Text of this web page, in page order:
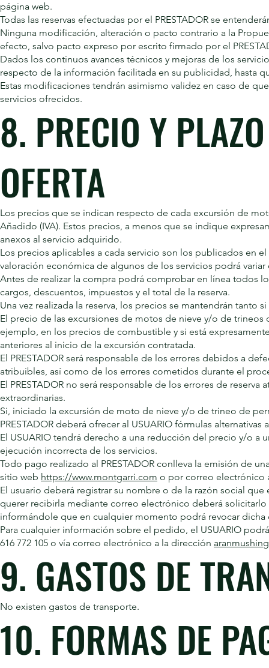
página web.
Todas las reservas efectuadas por el PRESTADOR se
Ninguna modificación, alteración o pacto contrario a la
efecto, salvo pacto expreso por escrito firmado por el
Dados los continuos avances técnicos y mejoras de los
respecto de la información facilitada en su publicidad, hasta
Estas modificaciones tendrán asimismo validez en caso de
servicios ofrecidos.
8. PRECIO Y
OFERTA
Los precios que se indican respecto de cada excursión de
Añadido (IVA). Estos precios, a menos que se indique
anexos al servicio adquirido.
Los precios aplicables a cada servicio son los publicados en
valoración económica de algunos de los servicios podrá
Antes de realizar la compra podrá comprobar en línea todos
cargos, descuentos, impuestos y el total de la reserva.
Una vez realizada la reserva, los precios se mantendrán tanto
El precio de las excursiones de motos de nieve y/o de
ejemplo, en los precios de combustible y si está
anteriores al inicio de la excursión contratada.
El PRESTADOR será responsable de los errores debidos a
atribuibles, así como de los errores cometidos durante el
El PRESTADOR no será responsable de los errores de
extraordinarias.
Si, iniciado la excursión de moto de nieve y/o de trineo de
PRESTADOR deberá ofrecer al USUARIO fórmulas
El USUARIO tendrá derecho a una reducción del precio y/o
ejecución incorrecta de los servicios.
Todo pago realizado al PRESTADOR conlleva la emisión de
sitio web https://www.montgarri.com o por correo electrónico
El usuario deberá registrar su nombre o de la razón social
querer recibirla mediante correo electrónico deberá
informándole que en cualquier momento podrá revocar dicha
Para cualquier información sobre el pedido, el USUARIO
616 772 105 o vía correo electrónico a la dirección
9. GASTOS DE
No existen gastos de transporte.
10. FORMAS DE